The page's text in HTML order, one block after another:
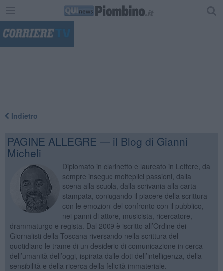
Indietro
PAGINE ALLEGRE — il Blog di Gianni
Micheli
Diplomato in clarinetto e laureato in Lettere, da
sempre insegue molteplici passioni, dalla
scena alla scuola, dalla scrivania alla carta
stampata, coniugando il piacere della scrittura
con le emozioni del confronto con il pubblico,
nei panni di attore, musicista, ricercatore,
drammaturgo e regista. Dal 2009 è iscritto all’Ordine dei
Giornalisti della Toscana riversando nella scrittura del
quotidiano le trame di un desiderio di comunicazione in cerca
dell’umanità dell’oggi, ispirata dalle doti dell’intelligenza, della
sensibilità e della ricerca della felicità immateriale.